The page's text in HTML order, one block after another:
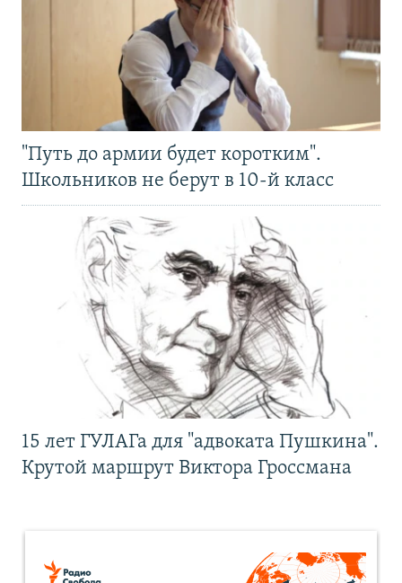
"Путь до армии будет коротким".
Школьников не берут в 10-й класс
15 лет ГУЛАГа для "адвоката Пушкина".
Крутой маршрут Виктора Гроссмана